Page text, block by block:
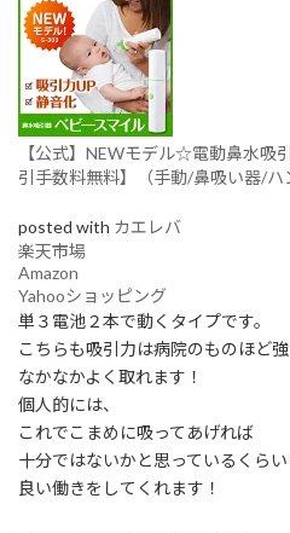
【公式】NEWモデル☆電動鼻水吸
引手数料無料】（手動/鼻吸い器/ハ
posted with カエレバ
楽天市場
Amazon
Yahooショッピング
単３電池２本で動くタイプです。
こちらも吸引力は病院のものほど
なかなかよく取れます！
個人的には、
これでこまめに吸ってあげれば
十分ではないかと思っているくらい
良い働きをしてくれます！